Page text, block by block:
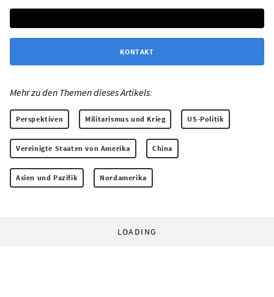
KONTAKT
Mehr zu den Themen dieses Artikels:
Perspektiven Militarismus und Krieg US-Politik
Vereinigte Staaten von Amerika China
Asien und Pazifik Nordamerika
LOADING